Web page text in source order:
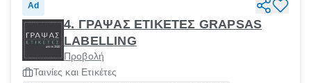
Ad
4. ΓΡΑΨΑΣ ΕΤΙΚΕΤΕΣ GRAPSAS
LABELLING
Προβολή
Ταινίες και Ετικέτες